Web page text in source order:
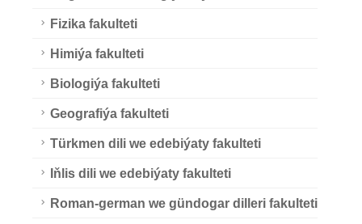
Fizika fakulteti
Himiýa fakulteti
Biologiýa fakulteti
Geografiýa fakulteti
Türkmen dili we edebiýaty fakulteti
Iňlis dili we edebiýaty fakulteti
Roman-german we gündogar dilleri fakulteti